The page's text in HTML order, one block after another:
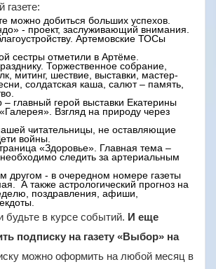
газете:
можно добиться больших успехов.
- проект, заслуживающий внимания.
Артемовские ТОСы
сестры отметили в Артёме.
Торжественное собрание,
митинг, шествие, выставки, мастер-
солдатская каша, салют – память,
– главный герой выставки Екатерины
Взгляд на природу через
читательницы, не оставляющие
войны.
«Здоровье». Главная тема –
следить за артериальным
другом - в очередном номере газеты
А также астрологический прогноз на
поздравления, афиши,
будьте в курсе событий. И еще
подписку на газету «Выбор» на
можно оформить на любой месяц в